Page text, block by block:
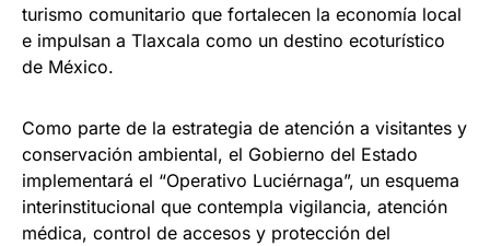
turismo comunitario que fortalecen la economía local
e impulsan a Tlaxcala como un destino ecoturístico
de México.
Como parte de la estrategia de atención a visitantes y
conservación ambiental, el Gobierno del Estado
implementará el “Operativo Luciérnaga”, un esquema
interinstitucional que contempla vigilancia, atención
médica, control de accesos y protección del